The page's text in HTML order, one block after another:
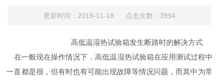
更新时间：2019-11-18 点击次数：3994
高低温湿热试验箱发生断路时的解决方式
在一般现在操作情况下，高低温湿热试验箱在应用测试过程中
一直都是很，但有时也有可能出现故障等情况问题，而其中为常